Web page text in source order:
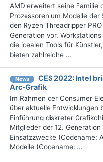
AMD erweitert seine Familie
Prozessoren um Modelle
den Ryzen Threadripper
Generation vor.
die idealen Tools für
bieten zahlreiche ...
News
CES 2022: Intel
Arc-Grafik
Im Rahmen der Consumer
über aktuelle Entwicklungen
Einführung diskreter
Mitglieder der 12.
Einsatzzwecke (Codename:
Modelle (Codename: ...